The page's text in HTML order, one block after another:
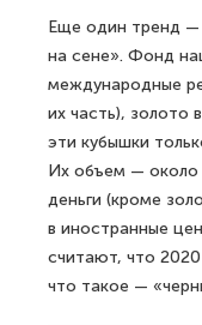
Еще один тренд —
на сене». Фонд
международные
их часть), золото
эти кубышки
Их объем — около
деньги (кроме
в иностранные
считают, что
что такое —